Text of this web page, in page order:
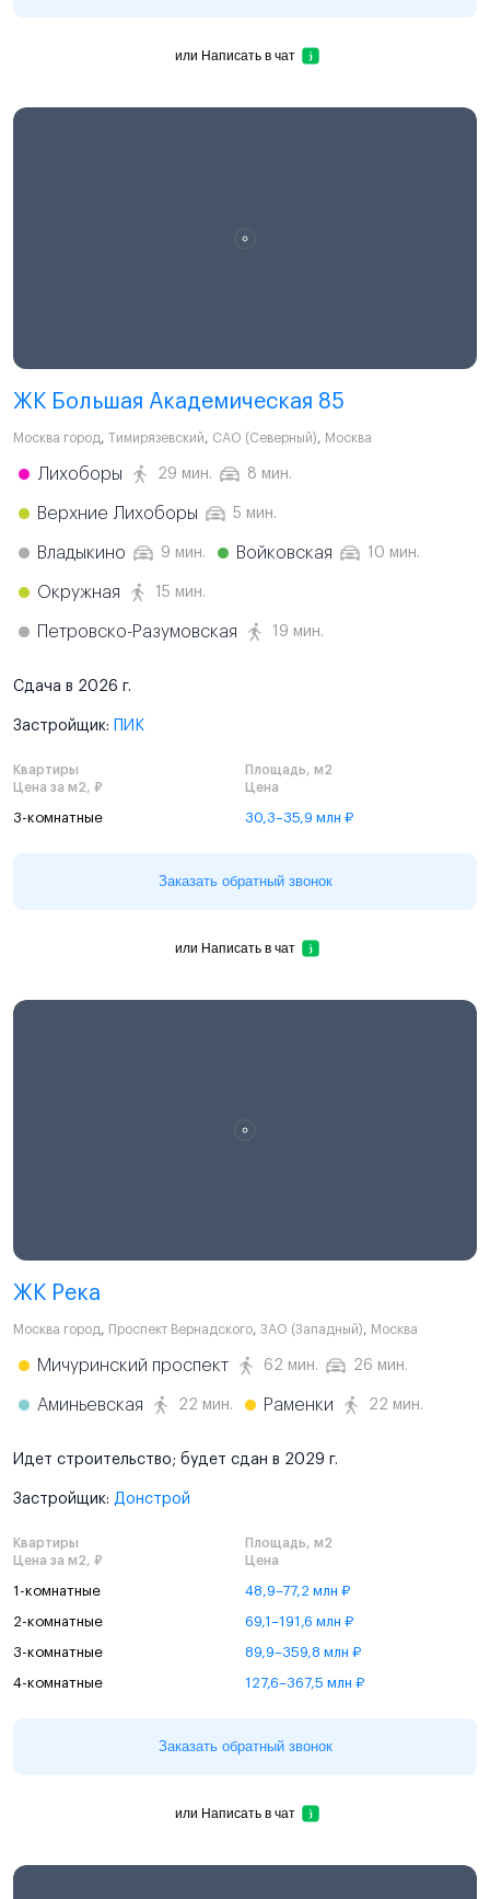
или Написать в чат
ЖК Большая Академическая 85
Москва город, Тимирязевский, САО (Северный), Москва
Лихоборы 29 мин. 8 мин.
Верхние Лихоборы 5 мин.
Владыкино 9 мин. Войковская 10 мин.
Окружная 15 мин.
Петровско-Разумовская 19 мин.
Сдача в 2026 г.
Застройщик: ПИК
Квартиры
Площадь, м2
Цена за м2, ₽
Цена
3-комнатные 30,3–35,9 млн ₽
Заказать обратный звонок
или Написать в чат
ЖК Река
Москва город, Проспект Вернадского, ЗАО (Западный), Москва
Мичуринский проспект 62 мин. 26 мин.
Аминьевская 22 мин. Раменки 22 мин.
Идет строительство; будет сдан в 2029 г.
Застройщик: Донстрой
Квартиры
Площадь, м2
Цена за м2, ₽
Цена
1-комнатные 48,9–77,2 млн ₽
2-комнатные 69,1–191,6 млн ₽
3-комнатные 89,9–359,8 млн ₽
4-комнатные 127,6–367,5 млн ₽
Заказать обратный звонок
или Написать в чат